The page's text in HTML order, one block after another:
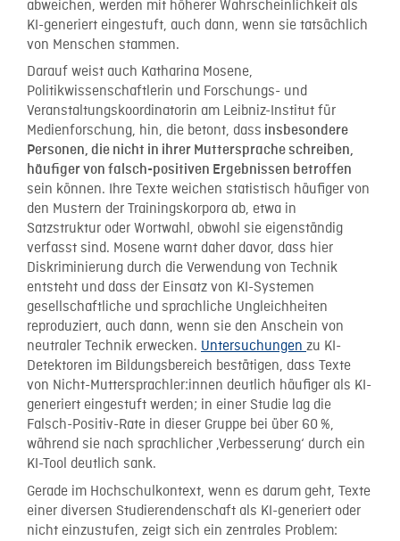
abweichen, werden mit höherer Wahrscheinlichkeit als
KI-generiert eingestuft, auch dann, wenn sie tatsächlich
von Menschen stammen.
Darauf weist auch Katharina Mosene,
Politikwissenschaftlerin und Forschungs- und
Veranstaltungskoordinatorin am Leibniz-Institut für
Medienforschung, hin, die betont, dass insbesondere
Personen, die nicht in ihrer Muttersprache schreiben,
häufiger von falsch-positiven Ergebnissen betroffen
sein können. Ihre Texte weichen statistisch häufiger von
den Mustern der Trainingskorpora ab, etwa in
Satzstruktur oder Wortwahl, obwohl sie eigenständig
verfasst sind. Mosene warnt daher davor, dass hier
Diskriminierung durch die Verwendung von Technik
entsteht und dass der Einsatz von KI-Systemen
gesellschaftliche und sprachliche Ungleichheiten
reproduziert, auch dann, wenn sie den Anschein von
neutraler Technik erwecken. Untersuchungen zu KI-
Detektoren im Bildungsbereich bestätigen, dass Texte
von Nicht-Muttersprachler:innen deutlich häufiger als KI-
generiert eingestuft werden; in einer Studie lag die
Falsch-Positiv-Rate in dieser Gruppe bei über 60 %,
während sie nach sprachlicher ‚Verbesserung‘ durch ein
KI-Tool deutlich sank.
Gerade im Hochschulkontext, wenn es darum geht, Texte
einer diversen Studierendenschaft als KI-generiert oder
nicht einzustufen, zeigt sich ein zentrales Problem: